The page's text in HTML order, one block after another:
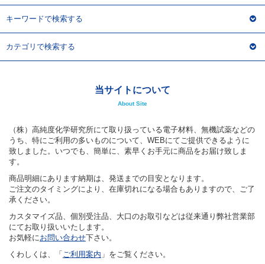
キーワードで検索する
カテゴリで検索する
当サイトについて
About Site
（株）高純度化学研究所にて取り扱っている電子材料、無機試薬などの
うち、特にご利用の多いものについて、WEBにてご提供できるように
致しました。いつでも、簡単に、素早くお手元に商品をお届け致しま
す。
商品明細にあります納期は、発送までの目安となります。
ご注文のタイミングにより、在庫切れになる場合もありますので、ご了
承ください。
カスタマイズ品、個別受注品、大口のお取引などは従来通り弊社営業部
にてお取り扱いいたします。
お気軽にお問い合わせ下さい。
くわしくは、「 ご利用案内 」をご覧ください。